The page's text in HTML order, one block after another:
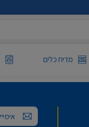
מדיח כלים
אימייל